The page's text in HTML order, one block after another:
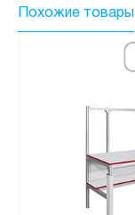
Похожие товары